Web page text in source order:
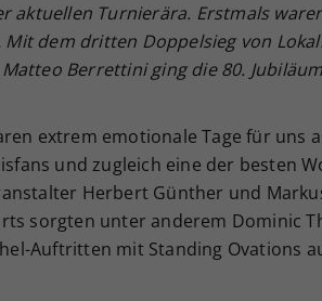
aktuellen Turnierära. Erstmals
dem dritten Doppelsieg von
Berrettini ging die 80.
extrem emotionale Tage für uns
und zugleich eine der besten
Herbert Günther und
sorgten unter anderem Dominic
Auftritten mit Standing Ovations